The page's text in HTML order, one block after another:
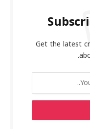
Get the latest